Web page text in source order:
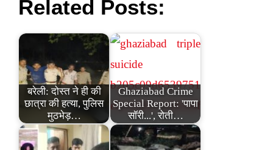
Related Posts:
बरेली: दोस्त ने ही की
छात्रा की हत्या, पुलिस
मुठभेड़…
Ghaziabad Crime
Special Report: 'पापा
सॉरी...', रोती…